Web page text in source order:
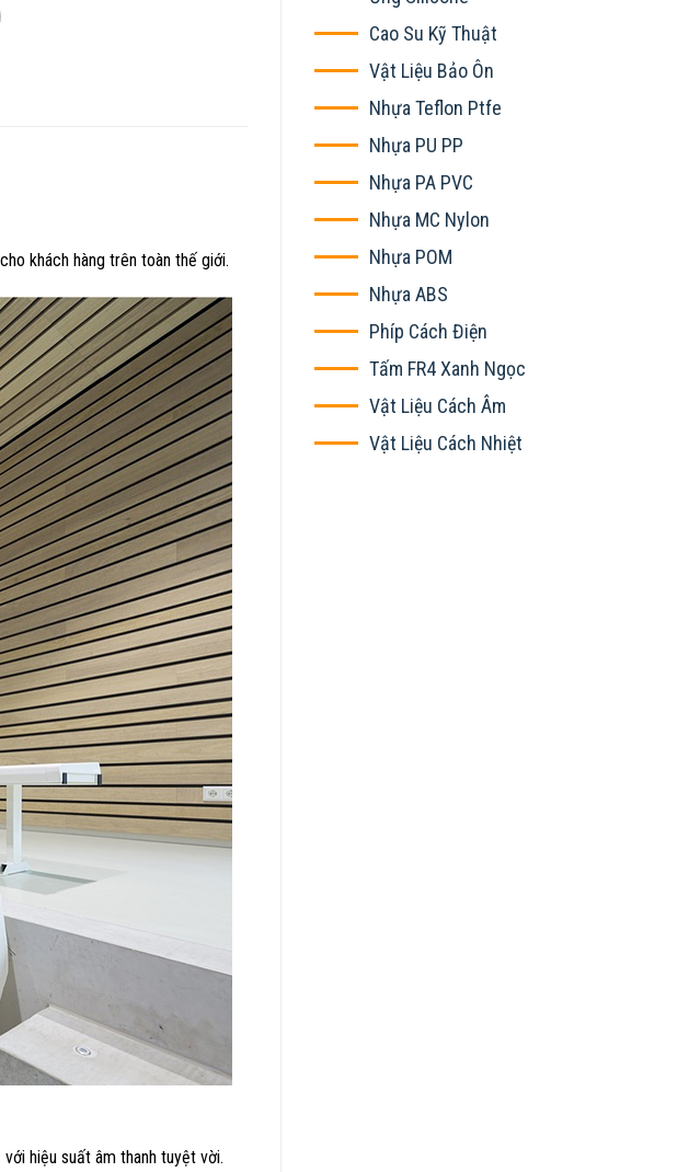
Cao Su Kỹ Thuật
Vật Liệu Bảo Ôn
Nhựa Teflon Ptfe
Nhựa PU PP
Nhựa PA PVC
Nhựa MC Nylon
Nhựa POM
Nhựa ABS
Phíp Cách Điện
Tấm FR4 Xanh Ngọc
Vật Liệu Cách Âm
Vật Liệu Cách Nhiệt
khách hàng trên toàn thế giới.
hiệu suất âm thanh tuyệt vời.